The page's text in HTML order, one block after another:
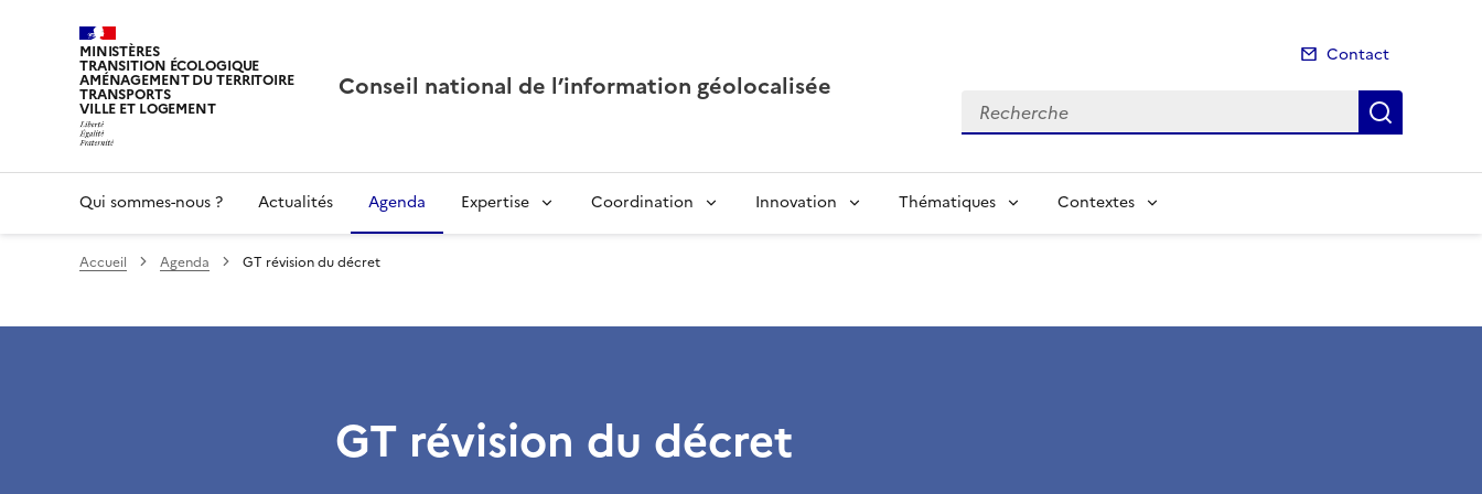
MINISTÈRES
TRANSITION ÉCOLOGIQUE
AMÉNAGEMENT DU TERRITOIRE
TRANSPORTS
VILLE ET LOGEMENT
Conseil national de l’information géolocalisée
Contact
Recherche
Qui sommes-nous ? Actualités Agenda Expertise Coordination Innovation Thématiques Contextes
Accueil Agenda GT révision du décret
GT révision du décret